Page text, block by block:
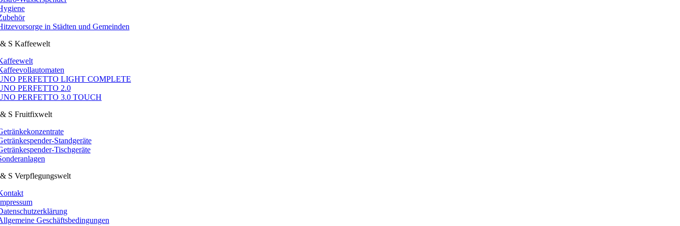
in Städten und Gemeinden
S Kaffeewelt
PERFETTO LIGHT COMPLETE
PERFETTO 2.0
PERFETTO 3.0 TOUCH
S Fruitfixwelt
Standgeräte
Tischgeräte
S Verpflegungswelt
Geschäftsbedingungen